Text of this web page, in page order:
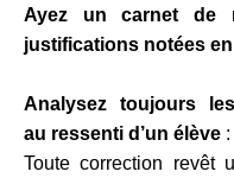
Ayez un carnet de
justifications notées
Analysez toujours
au ressenti d’un élève :
Toute correction